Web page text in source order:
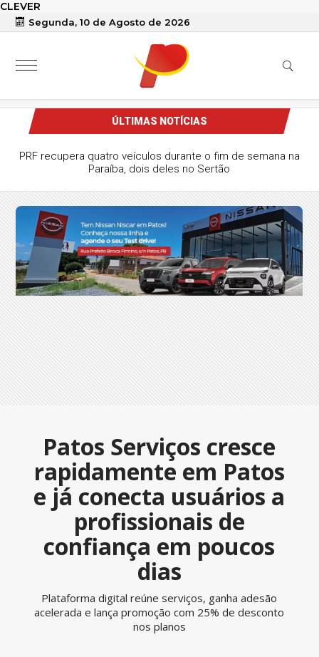
CLEVER
Segunda, 10 de Agosto de 2026
ÚLTIMAS NOTÍCIAS
PRF recupera quatro veículos durante o fim de semana na
Paraíba, dois deles no Sertão
Patos Serviços cresce
rapidamente em Patos
e já conecta usuários a
profissionais de
confiança em poucos
dias
Plataforma digital reúne serviços, ganha adesão
acelerada e lança promoção com 25% de desconto
nos planos